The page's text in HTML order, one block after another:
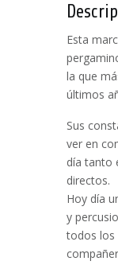
Esta
la que
últimos
Sus
ver en
día tanto
directos.
Hoy día
y
todos los